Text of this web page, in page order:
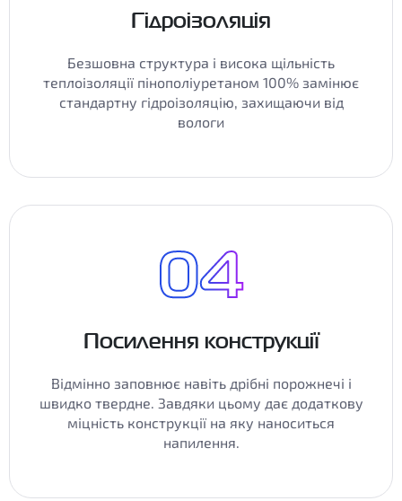
Гідроізоляція
Безшовна структура і висока щільність
теплоізоляції пінополіуретаном 100% замінює
стандартну гідроізоляцію, захищаючи від
вологи
Посилення конструкції
Відмінно заповнює навіть дрібні порожнечі і
швидко твердне. Завдяки цьому дає додаткову
міцність конструкції на яку наноситься
напилення.